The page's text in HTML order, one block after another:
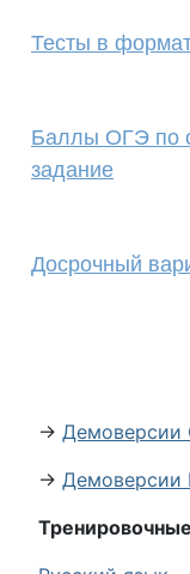
Тесты в
Баллы ОГЭ по
задание
Досрочный
→ Демоверсии
→ Демоверсии